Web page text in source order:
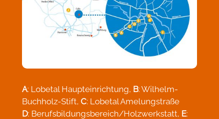
A: Lobetal Haupteinrichtung, B: Wilhelm-
Buchholz-Stift, C: Lobetal Amelungstraße
D: Berufsbildungsbereich/Holzwerkstatt, E: